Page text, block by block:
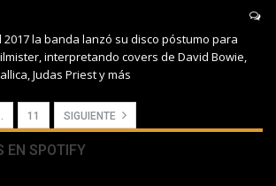
2017 la banda lanzó su disco póstumo para
interpretando covers de David Bowie,
Judas Priest y más
11 SIGUIENTE
EN SPOTIFY